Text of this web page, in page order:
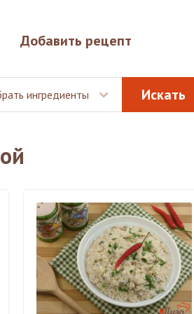
Добавить рецепт
ингредиенты